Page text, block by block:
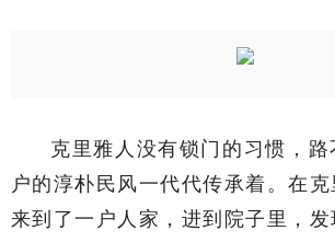
克里雅人没有锁门的习惯，路
户的淳朴民风一代代传承着。在
来到了一户人家，进到院子里，发